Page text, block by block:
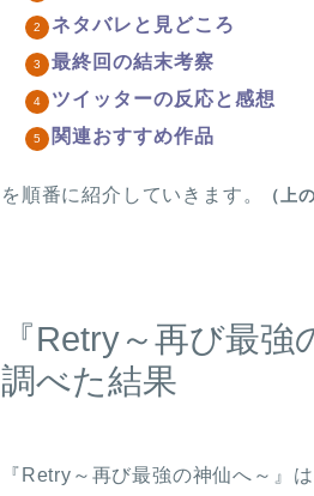
ネタバレと見どころ
最終回の結末考察
ツイッターの反応と感想
関連おすすめ作品
を順番に紹介していきます。 （上
『Retry～再び最
調べた結果
『Retry～再び最強の神仙へ～』